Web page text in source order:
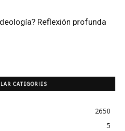
Reflexión profunda
CATEGORIES
2650
5